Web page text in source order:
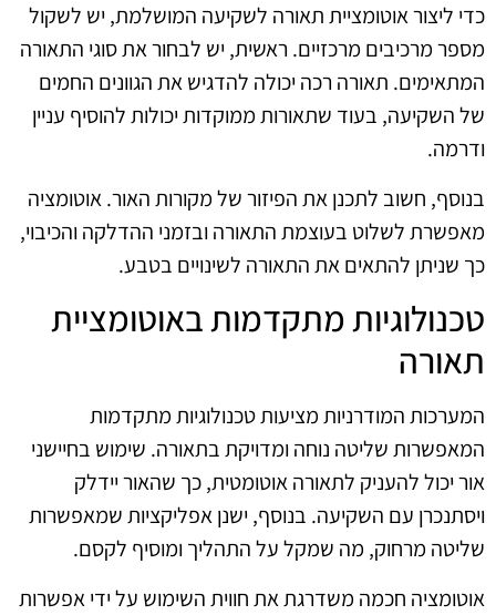
כדי ליצור אוטומציית תאורה לשקיעה המושלמת, יש לשקול
מספר מרכיבים מרכזיים. ראשית, יש לבחור את סוגי התאורה
המתאימים. תאורה רכה יכולה להדגיש את הגוונים החמים
של השקיעה, בעוד שתאורות ממוקדות יכולות להוסיף עניין
ודרמה.
בנוסף, חשוב לתכנן את הפיזור של מקורות האור. אוטומציה
מאפשרת לשלוט בעוצמת התאורה ובזמני ההדלקה והכיבוי,
כך שניתן להתאים את התאורה לשינויים בטבע.
טכנולוגיות מתקדמות באוטומציית
תאורה
המערכות המודרניות מציעות טכנולוגיות מתקדמות
המאפשרות שליטה נוחה ומדויקת בתאורה. שימוש בחיישני
אור יכול להעניק לתאורה אוטומטית, כך שהאור יידלק
ויסתנכרן עם השקיעה. בנוסף, ישנן אפליקציות שמאפשרות
שליטה מרחוק, מה שמקל על התהליך ומוסיף לקסם.
אוטומציה חכמה משדרגת את חווית השימוש על ידי אפשרות